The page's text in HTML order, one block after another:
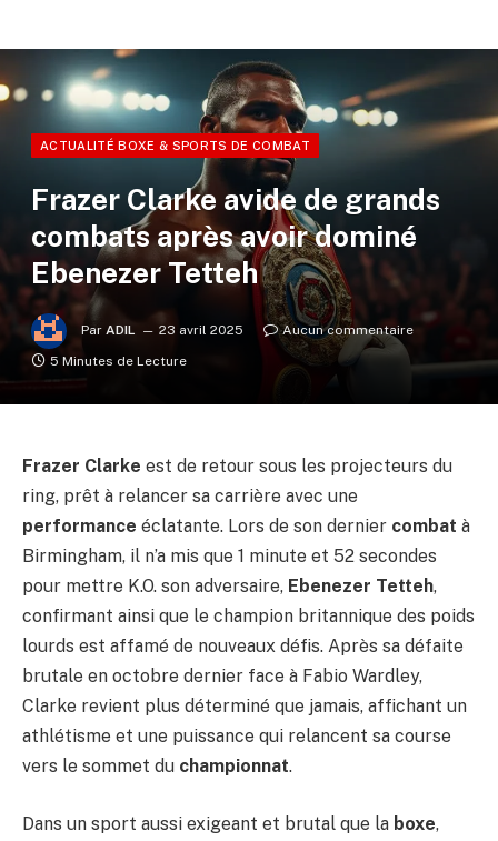
ACTUALITÉ BOXE & SPORTS DE COMBAT
Frazer Clarke avide de grands
combats après avoir dominé
Ebenezer Tetteh
Par ADIL 23 avril 2025
Aucun commentaire
5 Minutes de Lecture
Frazer Clarke est de retour sous les projecteurs du
ring, prêt à relancer sa carrière avec une
performance éclatante. Lors de son dernier combat à
Birmingham, il n’a mis que 1 minute et 52 secondes
pour mettre K.O. son adversaire, Ebenezer Tetteh,
confirmant ainsi que le champion britannique des poids
lourds est affamé de nouveaux défis. Après sa défaite
brutale en octobre dernier face à Fabio Wardley,
Clarke revient plus déterminé que jamais, affichant un
athlétisme et une puissance qui relancent sa course
vers le sommet du championnat.
Dans un sport aussi exigeant et brutal que la boxe,